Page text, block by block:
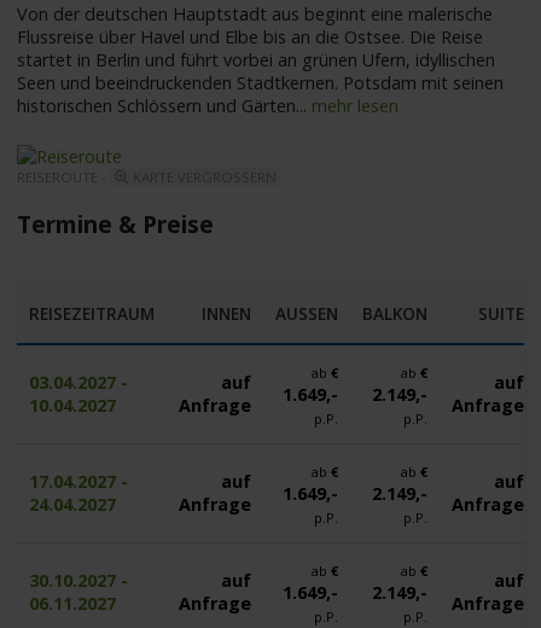
Von der deutschen Hauptstadt aus beginnt eine malerische
Flussreise über Havel und Elbe bis an die Ostsee. Die Reise
startet in Berlin und führt vorbei an grünen Ufern, ­idyllischen
Seen und beeindruckenden Stadtkernen. Potsdam mit seinen
historischen Schlössern und Gärten... mehr lesen
REISEROUTE -
Termine & Preise
REISEZEITRAUM INNEN AUSSEN BALKON SUITE
03.04.2027 -
10.04.2027
auf
Anfrage
ab€
1.649,-
p.P.
ab€
2.149,-
p.P.
auf
Anfrage
17.04.2027 -
24.04.2027
auf
Anfrage
ab€
1.649,-
p.P.
ab€
2.149,-
p.P.
auf
Anfrage
30.10.2027 -
06.11.2027
auf
Anfrage
ab€
1.649,-
p.P.
ab€
2.149,-
p.P.
auf
Anfrage